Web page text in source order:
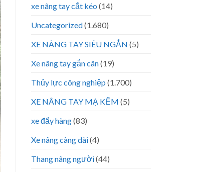
xe nâng tay cắt kéo (14)
Uncategorized(1.680)
XE NÂNG TAY SIÊU NGẮN (5)
Xe nâng tay gắn cân(19)
Thủy lực công nghiệp (1.700)
XE NÂNG TAY MẠ KẼM (5)
xe đẩy hàng(83)
Xe nâng càng dài(4)
Thang nâng người(44)